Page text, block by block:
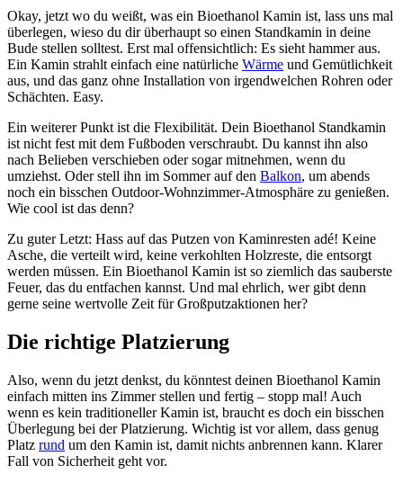
Okay, jetzt wo du weißt, was ein Bioethanol Kamin ist, lass uns mal
überlegen, wieso du dir überhaupt so einen Standkamin in deine
Bude stellen solltest. Erst mal offensichtlich: Es sieht hammer aus.
Ein Kamin strahlt einfach eine natürliche Wärme und Gemütlichkeit
aus, und das ganz ohne Installation von irgendwelchen Rohren oder
Schächten. Easy.
Ein weiterer Punkt ist die Flexibilität. Dein Bioethanol Standkamin
ist nicht fest mit dem Fußboden verschraubt. Du kannst ihn also
nach Belieben verschieben oder sogar mitnehmen, wenn du
umziehst. Oder stell ihn im Sommer auf den Balkon, um abends
noch ein bisschen Outdoor-Wohnzimmer-Atmosphäre zu genießen.
Wie cool ist das denn?
Zu guter Letzt: Hass auf das Putzen von Kaminresten adé! Keine
Asche, die verteilt wird, keine verkohlten Holzreste, die entsorgt
werden müssen. Ein Bioethanol Kamin ist so ziemlich das sauberste
Feuer, das du entfachen kannst. Und mal ehrlich, wer gibt denn
gerne seine wertvolle Zeit für Großputzaktionen her?
Die richtige Platzierung
Also, wenn du jetzt denkst, du könntest deinen Bioethanol Kamin
einfach mitten ins Zimmer stellen und fertig – stopp mal! Auch
wenn es kein traditioneller Kamin ist, braucht es doch ein bisschen
Überlegung bei der Platzierung. Wichtig ist vor allem, dass genug
Platz rund um den Kamin ist, damit nichts anbrennen kann. Klarer
Fall von Sicherheit geht vor.